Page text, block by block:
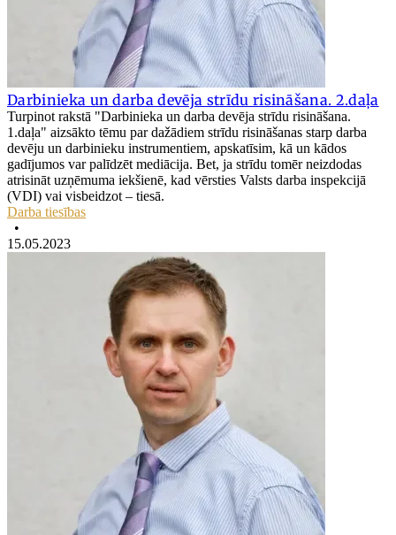
Darbinieka un darba devēja strīdu risināšana. 2.daļa
Turpinot rakstā "Darbinieka un darba devēja strīdu risināšana.
1.daļa" aizsākto tēmu par dažādiem strīdu risināšanas starp darba
devēju un darbinieku instrumentiem, apskatīsim, kā un kādos
gadījumos var palīdzēt mediācija. Bet, ja strīdu tomēr neizdodas
atrisināt uzņēmuma iekšienē, kad vērsties Valsts darba inspekcijā
(VDI) vai visbeidzot – tiesā.
Darba tiesības
•
15.05.2023